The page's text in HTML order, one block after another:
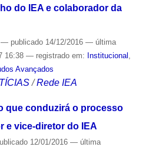
do IEA e colaborador da
— publicado14/12/2016 — última
16:38 — registrado em: Institucional ,
Avançados
/Rede IEA
que conduzirá o processo
e vice-diretor do IEA
12/01/2016 — última